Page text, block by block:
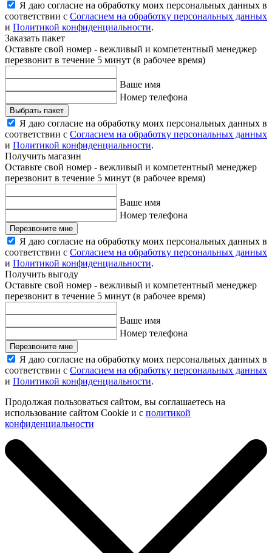
Я даю согласие на обработку моих персональных данных в
соответствии с Согласием на обработку персональных данных
и Политикой конфиденциальности.
Заказать пакет
Оставьте свой номер - вежливый и компетентный менеджер
перезвонит в течение 5 минут (в рабочее время)
Ваше имя
Номер телефона
Выбрать пакет
Я даю согласие на обработку моих персональных данных в
соответствии с Согласием на обработку персональных данных
и Политикой конфиденциальности.
Получить магазин
Оставьте свой номер - вежливый и компетентный менеджер
перезвонит в течение 5 минут (в рабочее время)
Ваше имя
Номер телефона
Перезвоните мне
Я даю согласие на обработку моих персональных данных в
соответствии с Согласием на обработку персональных данных
и Политикой конфиденциальности.
Получить выгоду
Оставьте свой номер - вежливый и компетентный менеджер
перезвонит в течение 5 минут (в рабочее время)
Ваше имя
Номер телефона
Перезвоните мне
Я даю согласие на обработку моих персональных данных в
соответствии с Согласием на обработку персональных данных
и Политикой конфиденциальности.
Продолжая пользоваться сайтом, вы соглашаетесь на
использование сайтом Cookie и с политикой
конфиденциальности